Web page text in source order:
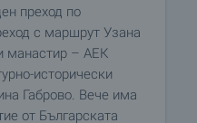
преход по
с маршрут Узана
манастир – АЕК
исторически
Габрово. Вече има
от Българската